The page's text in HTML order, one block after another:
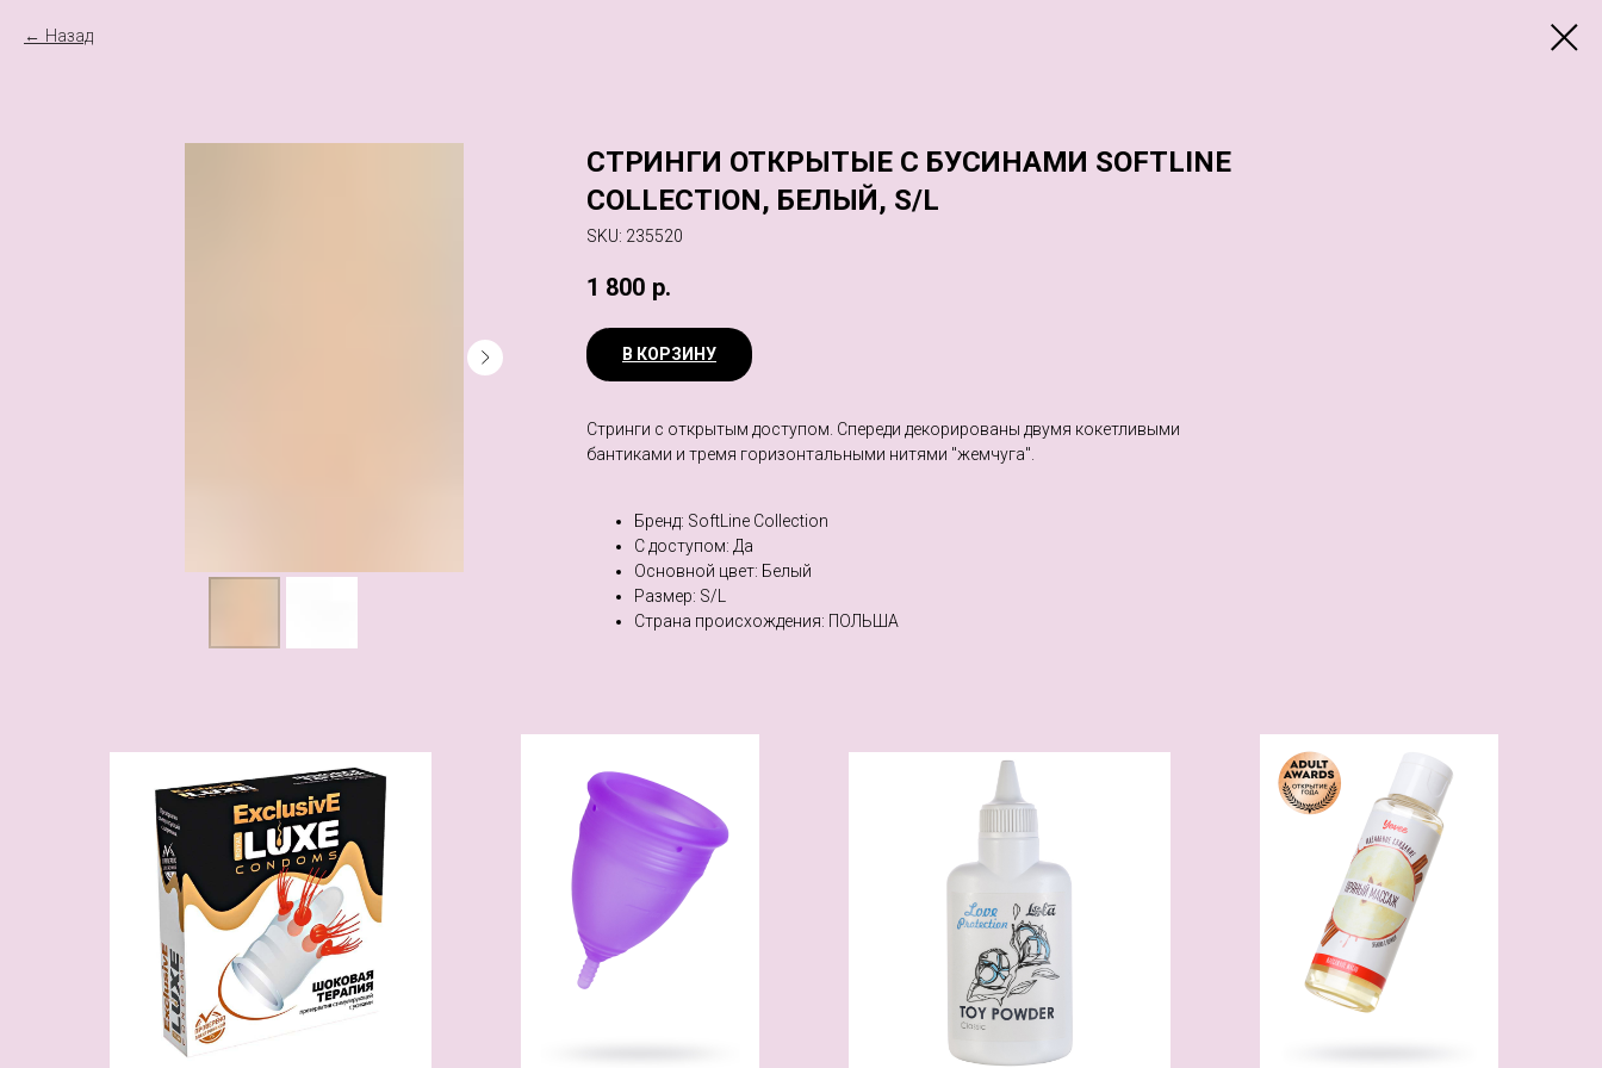
Назад
СТРИНГИ ОТКРЫТЫЕ С БУСИНАМИ SOFTLINE
COLLECTION, БЕЛЫЙ, S/L
SKU: 235520
1 800 р.
В КОРЗИНУ
Стринги с открытым доступом. Спереди декорированы двумя кокетливыми
бантиками и тремя горизонтальными нитями "жемчуга".
Бренд: SoftLine Collection
С доступом: Да
Основной цвет: Белый
Размер: S/L
Страна происхождения: ПОЛЬША